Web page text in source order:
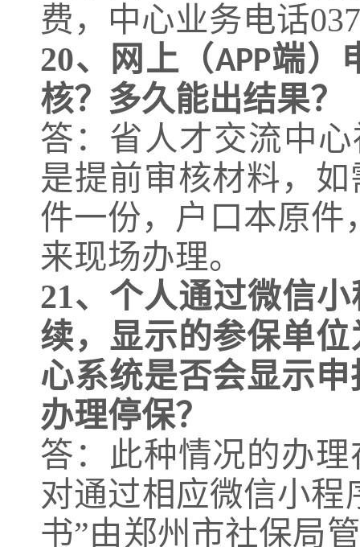
费，中心业务电话
20、
网上（APP端）
核？多久能出结果？
答：省人才交流中
是提前审核材料，
件一份，户口本原件
来现场办理。
21、 个人通过微信
续，显示的参保单
心系统是否会显示
办理停保？
答：此种情况的办
对通过相应微信小程
书”由郑州市社保局